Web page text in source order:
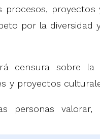
proyectos
por la diversidad
censura sobre
y proyectos
personas valorar,